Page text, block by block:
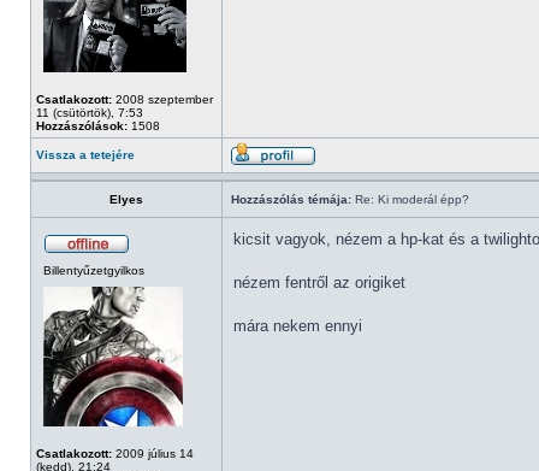
Csatlakozott: 2008 szeptember
11 (csütörtök), 7:53
Hozzászólások: 1508
Vissza a tetejére
Elyes Hozzászólás témája: Re: Ki moderál épp?
Billentyűzetgyilkos
Csatlakozott: 2009 július 14
(kedd), 21:24
kicsit vagyok, nézem a hp-kat és a
nézem fentről az origiket
mára nekem ennyi